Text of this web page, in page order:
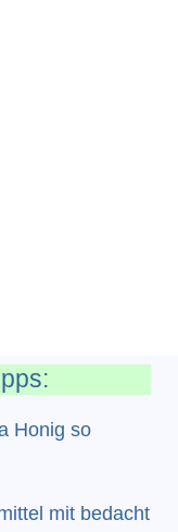
Honig so
mit bedacht